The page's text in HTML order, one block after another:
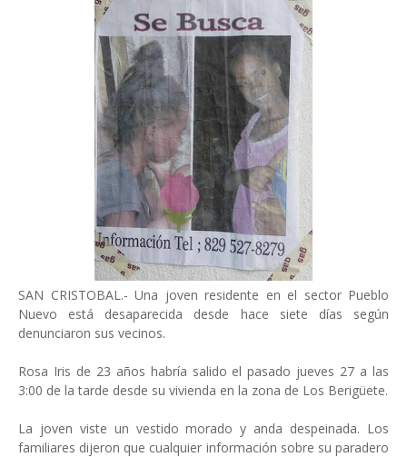
SAN CRISTOBAL.- Una joven residente en el sector Pueblo
Nuevo está desaparecida desde hace siete días según
denunciaron sus vecinos.
Rosa Iris de 23 años habría salido el pasado jueves 27 a las
3:00 de la tarde desde su vivienda en la zona de Los Berigüete.
La joven viste un vestido morado y anda despeinada. Los
familiares dijeron que cualquier información sobre su paradero